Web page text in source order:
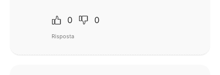
0 0
Risposta